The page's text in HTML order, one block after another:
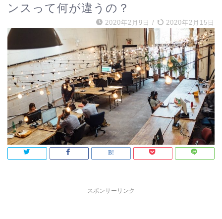
ンスって何が違うの？
2020年2月9日 / 2020年2月15日
スポンサーリンク